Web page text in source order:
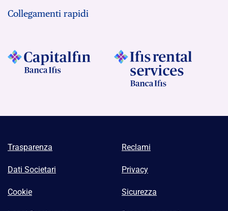
Collegamenti rapidi
Trasparenza Reclami
Dati Societari Privacy
Cookie Sicurezza